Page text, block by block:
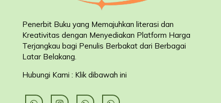
Penerbit Buku yang Memajuhkan literasi dan
Kreativitas dengan Menyediakan Platform Harga
Terjangkau bagi Penulis Berbakat dari Berbagai
Latar Belakang.
Hubungi Kami : Klik dibawah ini